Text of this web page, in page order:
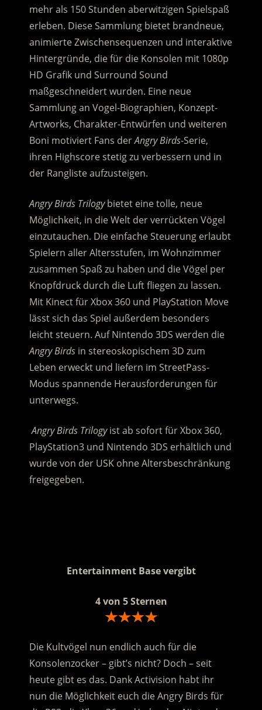
mehr als 150 Stunden aberwitzigen Spielspaß
erleben. Diese Sammlung bietet brandneue,
animierte Zwischensequenzen und interaktive
Hinter­gründe, die für die Konsolen mit 1080p
HD Grafik und Surround Sound
maßgeschneidert wurden. Eine neue
Sammlung an Vogel-Biographien, Konzept-
Artworks, Charakter-Entwürfen und weiteren
Boni motiviert Fans derAngry Birds-Serie,
ihren Highscore stetig zu verbessern und in
der Rangliste aufzusteigen.
Angry Birds Trilogybietet eine tolle, neue
Möglichkeit, in die Welt der verrückten Vögel
einzutauchen. Die einfache Steuerung erlaubt
Spielern aller Altersstufen, im Wohnzimmer
zusammen Spaß zu haben und die Vögel per
Knopfdruck durch die Luft fliegen zu lassen.
Mit Kinect für Xbox 360 und PlayStation Move
lässt sich das Spiel außerdem besonders
leicht steuern. Auf Nintendo 3DS werden die
Angry Birds in stereoskopischem 3D zum
Leben erweckt und liefern im StreetPass-
Modus spannende Herausforderungen für
unter­wegs.
Angry Birds Trilogyist ab sofort für Xbox 360,
PlayStation3 und Nintendo 3DS erhältlich und
wurde von der USK ohne Altersbeschränkung
freigegeben.
Entertainment Base vergibt
4 von 5 Sternen
Die Kultvögel nun endlich auch für die
Konsolenzocker – gibt’s nicht? Doch – seit
heute gibt es das. Dank Activision habt ihr
nun die Möglichkeit euch die Angry Birds für